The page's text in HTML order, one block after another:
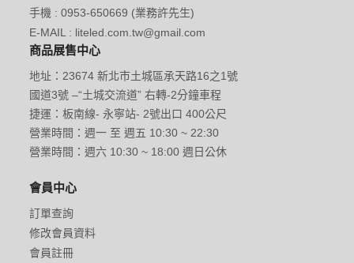
手機 : 0953-650669 (業務許先生)
E-MAIL : liteled.com.tw@gmail.com
商品展售中心
地址：23674 新北市土城區承天路16之1號
國道3號 –“土城交流道” 右轉-2分鐘車程
捷運：板南線- 永寧站- 2號出口 400公尺
營業時間：週一 至 週五 10:30 ~ 22:30
營業時間：週六 10:30 ~ 18:00 週日公休
會員中心
訂單查詢
修改會員資料
會員註冊